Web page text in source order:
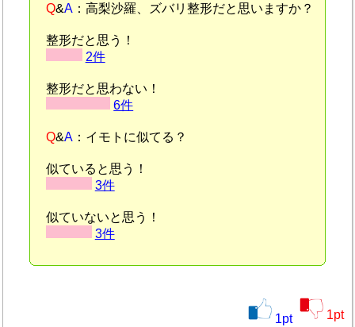
Q&A：高梨沙羅、ズバリ整形だと思いますか？
整形だと思う！
2件
整形だと思わない！
6件
Q&A：イモトに似てる？
似ていると思う！
3件
似ていないと思う！
3件
1pt 1pt